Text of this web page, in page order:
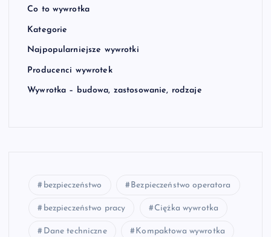
Co to wywrotka
Kategorie
Najpopularniejsze wywrotki
Producenci wywrotek
Wywrotka – budowa, zastosowanie, rodzaje
bezpieczeństwo Bezpieczeństwo operatora
bezpieczeństwo pracy Ciężka wywrotka
Dane techniczne Kompaktowa wywrotka